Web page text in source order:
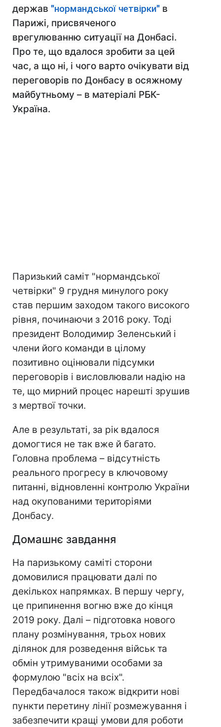
держав "нормандської четвірки" в
Парижі, присвяченого
врегулюванню ситуації на Донбасі.
Про те, що вдалося зробити за цей
час, а що ні, і чого варто очікувати від
переговорів по Донбасу в осяжному
майбутньому – в матеріалі РБК-
Україна.
Паризький саміт "нормандської
четвірки" 9 грудня минулого року
став першим заходом такого високого
рівня, починаючи з 2016 року. Тоді
президент Володимир Зеленський і
члени його команди в цілому
позитивно оцінювали підсумки
переговорів і висловлювали надію на
те, що мирний процес нарешті зрушив
з мертвої точки.
Але в результаті, за рік вдалося
домогтися не так вже й багато.
Головна проблема – відсутність
реального прогресу в ключовому
питанні, відновленні контролю України
над окупованими територіями
Донбасу.
Домашнє завдання
На паризькому саміті сторони
домовилися працювати далі по
декількох напрямках. В першу чергу,
це припинення вогню вже до кінця
2019 року. Далі – підготовка нового
плану розмінування, трьох нових
ділянок для розведення військ та
обмін утримуваними особами за
формулою "всіх на всіх".
Передбачалося також відкрити нові
пункти перетину лінії розмежування і
забезпечити кращі умови для роботи